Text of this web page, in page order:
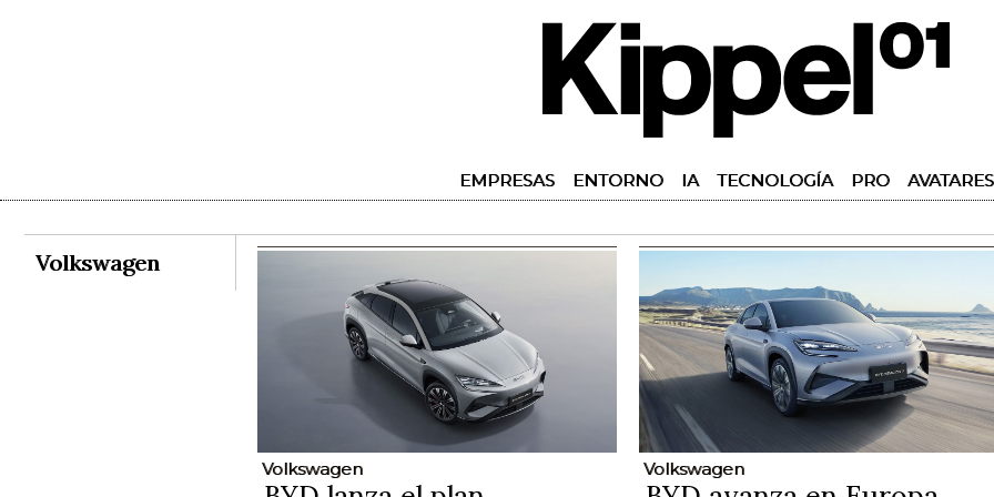
EMPRESAS ENTORNO IA TECNOLOGÍA PRO AVATARES
Volkswagen
Volkswagen Volkswagen